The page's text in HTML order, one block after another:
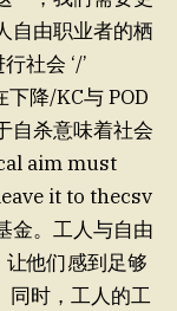
自由职业者的栖
社会 ‘/’
降/KC与 POD
自杀意味着社会
aim must
it to thecsv
金。工人与自由
他们感到足够
同时，工人的工